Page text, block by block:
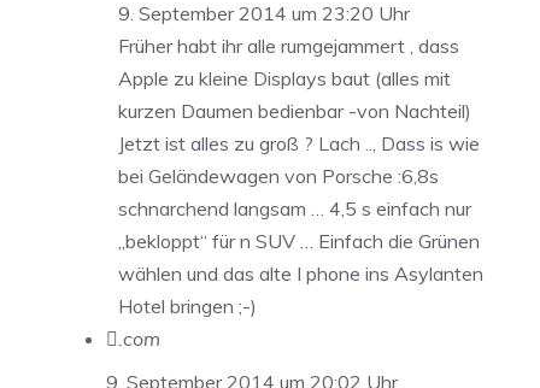
9. September 2014 um 23:20 Uhr
Früher habt ihr alle rumgejammert , dass
Apple zu kleine Displays baut (alles mit
kurzen Daumen bedienbar -von Nachteil)
Jetzt ist alles zu groß ? Lach .., Dass is wie
bei Geländewagen von Porsche :6,8s
schnarchend langsam … 4,5 s einfach nur
„bekloppt“ für n SUV … Einfach die Grünen
wählen und das alte I phone ins Asylanten
Hotel bringen ;-)
.com
9. September 2014 um 20:02 Uhr